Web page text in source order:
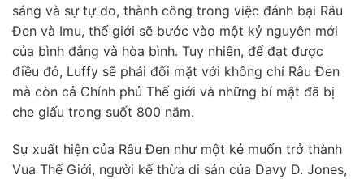
sáng và sự tự do, thành công trong việc đánh bại Râu
Đen và Imu, thế giới sẽ bước vào một kỷ nguyên mới
của bình đẳng và hòa bình. Tuy nhiên, để đạt được
điều đó, Luffy sẽ phải đối mặt với không chỉ Râu Đen
mà còn cả Chính phủ Thế giới và những bí mật đã bị
che giấu trong suốt 800 năm.
Sự xuất hiện của Râu Đen như một kẻ muốn trở thành
Vua Thế Giới, người kế thừa di sản của Davy D. Jones,